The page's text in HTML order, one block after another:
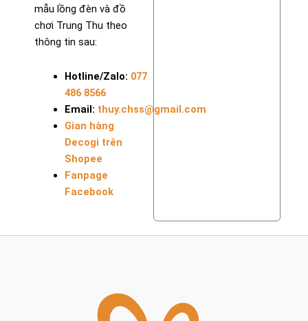
mẫu lồng đèn và đồ
chơi Trung Thu theo
thông tin sau:
Hotline/Zalo: 077
486 8566
Email: thuy.chss@gmail.com
Gian hàng
Decogi trên
Shopee
Fanpage
Facebook